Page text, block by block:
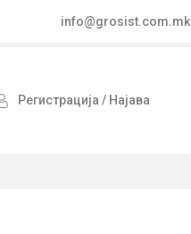
info@grosist.com.mk
Регистрација / Најава